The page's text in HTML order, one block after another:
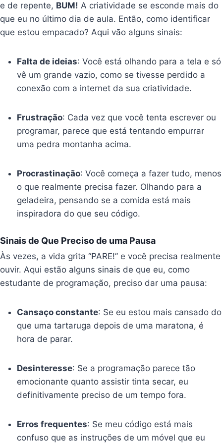
e de repente, BUM! A criatividade se esconde mais do
que eu no último dia de aula. Então, como identificar
que estou empacado? Aqui vão alguns sinais:
Falta de ideias: Você está olhando para a tela e só
vê um grande vazio, como se tivesse perdido a
conexão com a internet da sua criatividade.
Frustração: Cada vez que você tenta escrever ou
programar, parece que está tentando empurrar
uma pedra montanha acima.
Procrastinação: Você começa a fazer tudo, menos
o que realmente precisa fazer. Olhando para a
geladeira, pensando se a comida está mais
inspiradora do que seu código.
Sinais de Que Preciso de uma Pausa
Às vezes, a vida grita “PARE!” e você precisa realmente
ouvir. Aqui estão alguns sinais de que eu, como
estudante de programação, preciso dar uma pausa:
Cansaço constante: Se eu estou mais cansado do
que uma tartaruga depois de uma maratona, é
hora de parar.
Desinteresse: Se a programação parece tão
emocionante quanto assistir tinta secar, eu
definitivamente preciso de um tempo fora.
Erros frequentes: Se meu código está mais
confuso que as instruções de um móvel que eu